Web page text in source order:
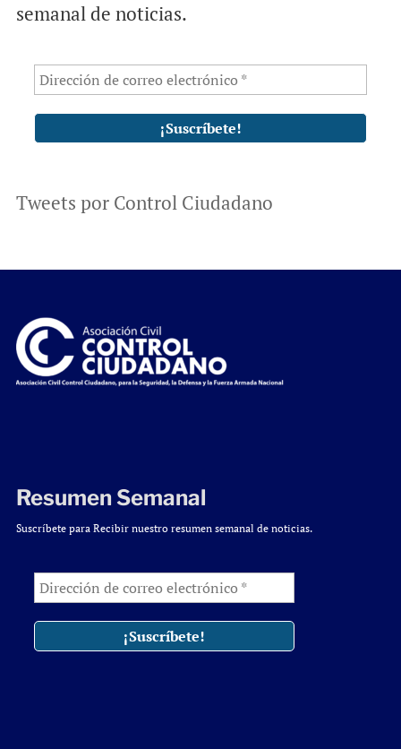
semanal de noticias.
Tweets por Control Ciudadano
Resumen Semanal
Suscríbete para Recibir nuestro resumen semanal de noticias.